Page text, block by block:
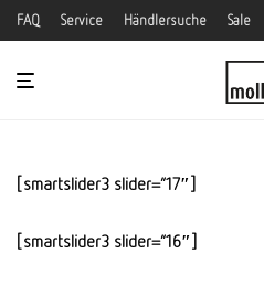
FAQ Service Händlersuche Sale
[smartslider3 slider=”17″]
[smartslider3 slider=”16″]